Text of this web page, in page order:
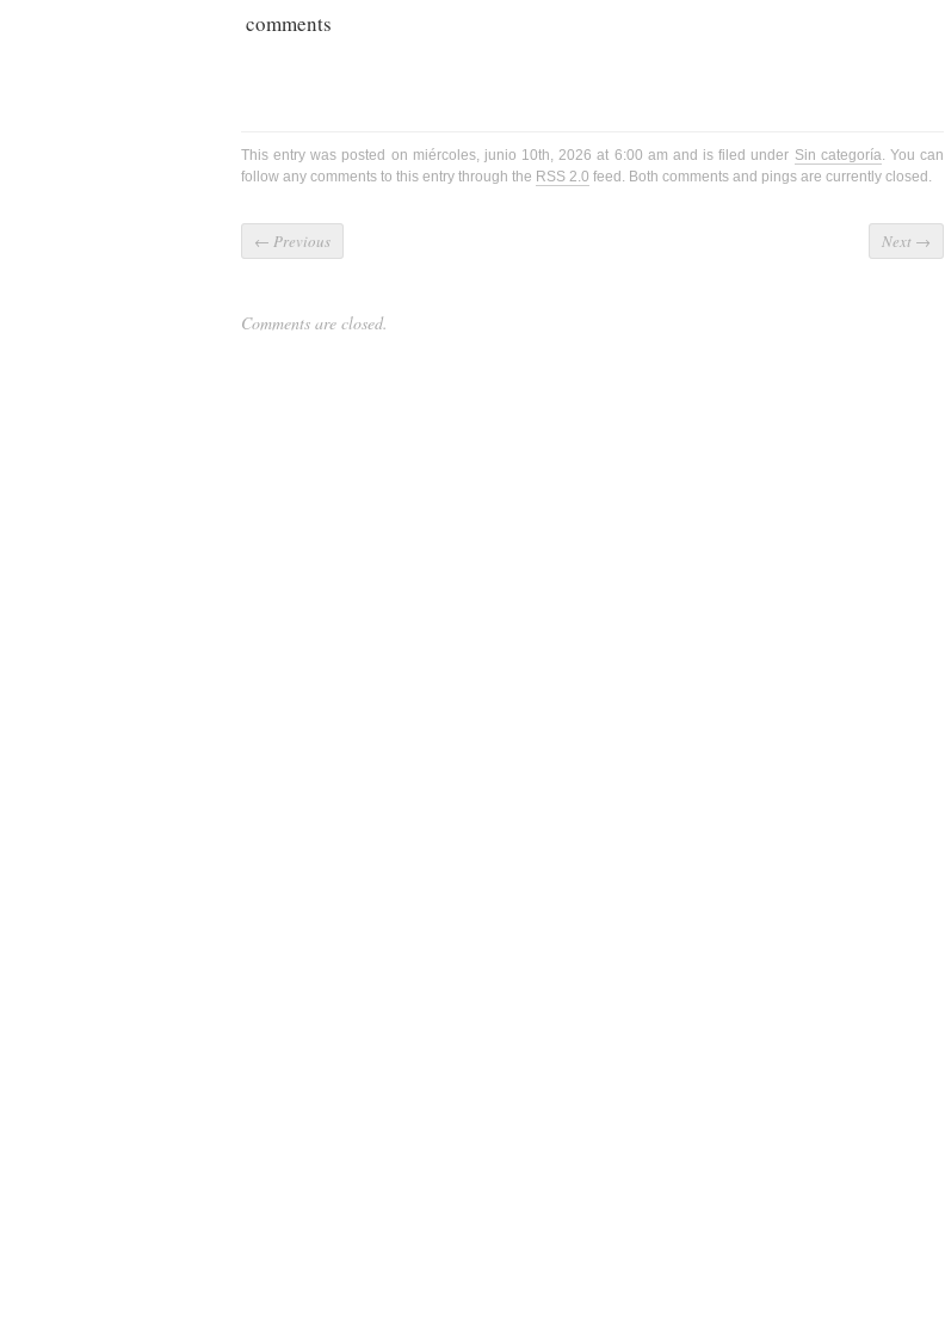
comments
This entry was posted on miércoles, junio 10th, 2026 at 6:00 am and is filed under Sin categoría. You can
follow any comments to this entry through the RSS 2.0 feed. Both comments and pings are currently closed.
← Previous Next →
Comments are closed.